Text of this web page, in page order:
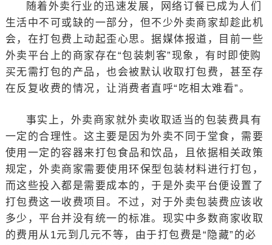
随着外卖行业的迅速发展，网络订餐已成为人们
生活中不可或缺的一部分，但不少外卖商家却趁此机
会，在打包费上动起歪心思。据媒体报道，目前一些
外卖平台上的商家存在“包装刺客”现象，有时即使购
买无需打包的产品，也会被默认收取打包费，甚至存
在反复收费的情况，让消费者直呼“吃相太难看”。
事实上，外卖商家就外卖收取适当的包装费具有
一定的合理性。这主要是因为外卖不同于堂食，需要
使用一定的容器来打包食品和饮品，且依据相关政策
规定，外卖商家需要使用环保型包装材料进行打包，
而这些投入都是需要成本的，于是外卖平台便设置了
打包费这一收费项目。不过，对于外卖包装费应该收
多少，平台并没有统一的标准。现实中多数商家收取
的费用从1元到几元不等，由于打包费是“隐藏”的必